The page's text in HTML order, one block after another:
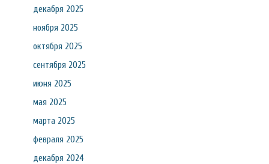
декабря 2025
ноября 2025
октября 2025
сентября 2025
июня 2025
мая 2025
марта 2025
февраля 2025
декабря 2024